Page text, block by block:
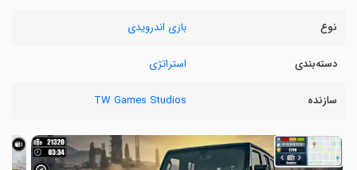
نوع بازی اندرویدی
دسته‌بندی استراتژی
سازنده TW Games Studios